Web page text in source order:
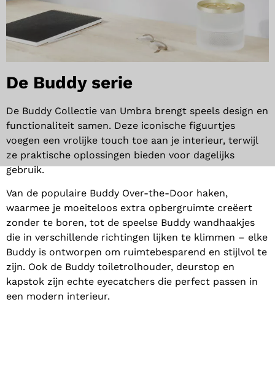
De Buddy serie
De Buddy Collectie van Umbra brengt speels design en
functionaliteit samen. Deze iconische figuurtjes
voegen een vrolijke touch toe aan je interieur, terwijl
ze praktische oplossingen bieden voor dagelijks
gebruik.
Van de populaire Buddy Over-the-Door haken,
waarmee je moeiteloos extra opbergruimte creëert
zonder te boren, tot de speelse Buddy wandhaakjes
die in verschillende richtingen lijken te klimmen – elke
Buddy is ontworpen om ruimtebesparend en stijlvol te
zijn. Ook de Buddy toiletrolhouder, deurstop en
kapstok zijn echte eyecatchers die perfect passen in
een modern interieur.